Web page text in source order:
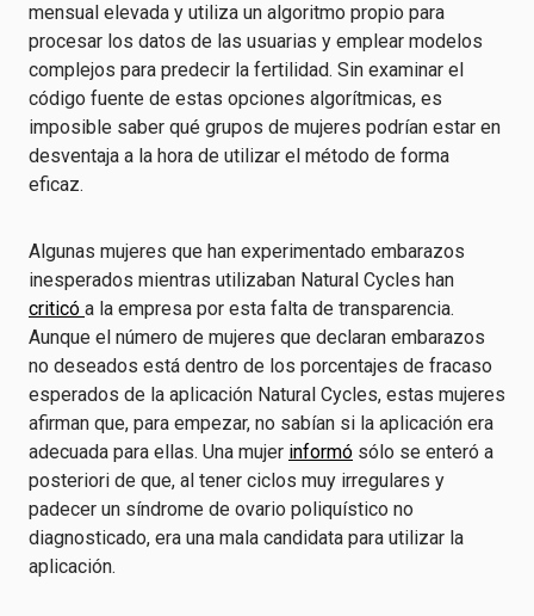
mensual elevada y utiliza un algoritmo propio para
procesar los datos de las usuarias y emplear modelos
complejos para predecir la fertilidad. Sin examinar el
código fuente de estas opciones algorítmicas, es
imposible saber qué grupos de mujeres podrían estar en
desventaja a la hora de utilizar el método de forma
eficaz.
Algunas mujeres que han experimentado embarazos
inesperados mientras utilizaban Natural Cycles han
criticó a la empresa por esta falta de transparencia.
Aunque el número de mujeres que declaran embarazos
no deseados está dentro de los porcentajes de fracaso
esperados de la aplicación Natural Cycles, estas mujeres
afirman que, para empezar, no sabían si la aplicación era
adecuada para ellas. Una mujer informó sólo se enteró a
posteriori de que, al tener ciclos muy irregulares y
padecer un síndrome de ovario poliquístico no
diagnosticado, era una mala candidata para utilizar la
aplicación.